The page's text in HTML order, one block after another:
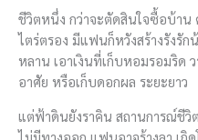
ชีวิตหนึ่ง กว่าจะตัดสินใจซื้อบ้าน
ไตร่ตรอง มีแฟนก็หวังสร้างรังรั
หลาน เอาเงินที่เก็บหอมรอมริด
อาศัย หรือเก็บดอกผล ระยะยาว
แต่ฟ้าดินยังราคิน สถานการณ์ชีวิ